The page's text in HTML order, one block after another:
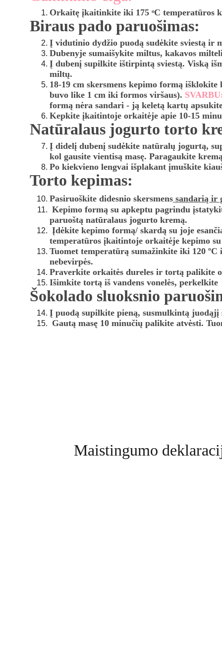
Orkaitę įkaitinkite iki 175 ᵒC temperatūros
Biraus pado paruošimas:
Į vidutinio dydžio puodą sudėkite sviestą ir
Dubenyje sumaišykite miltus, kakavos
Į dubenį supilkite ištirpintą sviestą. Viską
miltų.
18-19 cm skersmens kepimo formą
buvo like 1 cm iki formos viršaus).
formą nėra sandari - ją keletą kartų
Kepkite įkaitintoje orkaitėje apie 10-15
Natūralaus jogurto torto
Į didelį dubenį sudėkite natūralų jogurtą,
kol gausite vientisą masę. Paragaukite
Po kiekvieno lengvai išplakant įmuškite
Torto kepimas:
Pasiruoškite didesnio skersmens sandarią ir
paruoštą natūralaus jogurto kremą.
temperatūros įkaitintoje orkaitėje kepimo
Tuomet temperatūrą sumažinkite iki 120
nebevirpės.
Praverkite orkaitės dureles ir tortą palikite
Išimkite tortą iš vandens vonelės,
Šokolado sluoksnio
Į puodą supilkite pieną, susmulkintą
Gautą masę 10 minučių palikite atvėsti.
Maistingumo